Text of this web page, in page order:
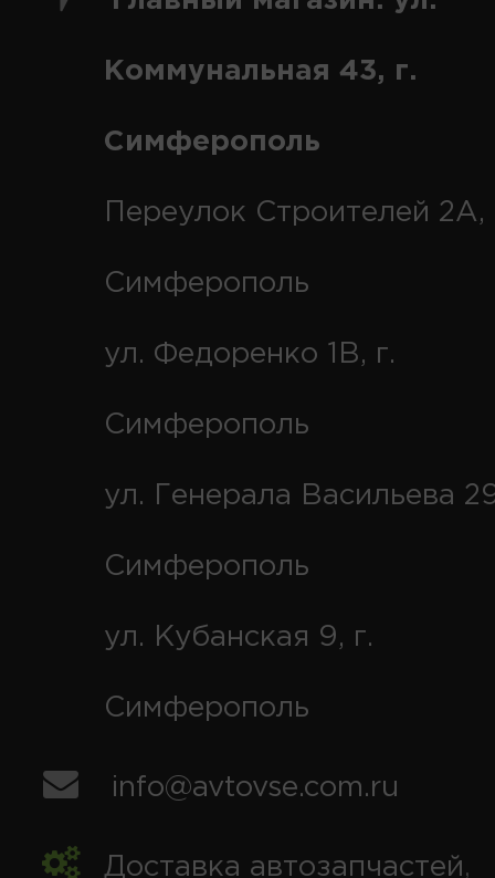
Коммунальная 43, г.
Симферополь
Переулок Строителей 2А,
Симферополь
ул. Федоренко 1В, г.
Симферополь
ул. Генерала Васильева
Симферополь
ул. Кубанская 9, г.
Симферополь
info@avtovse.com.ru
Доставка автозапчастей,